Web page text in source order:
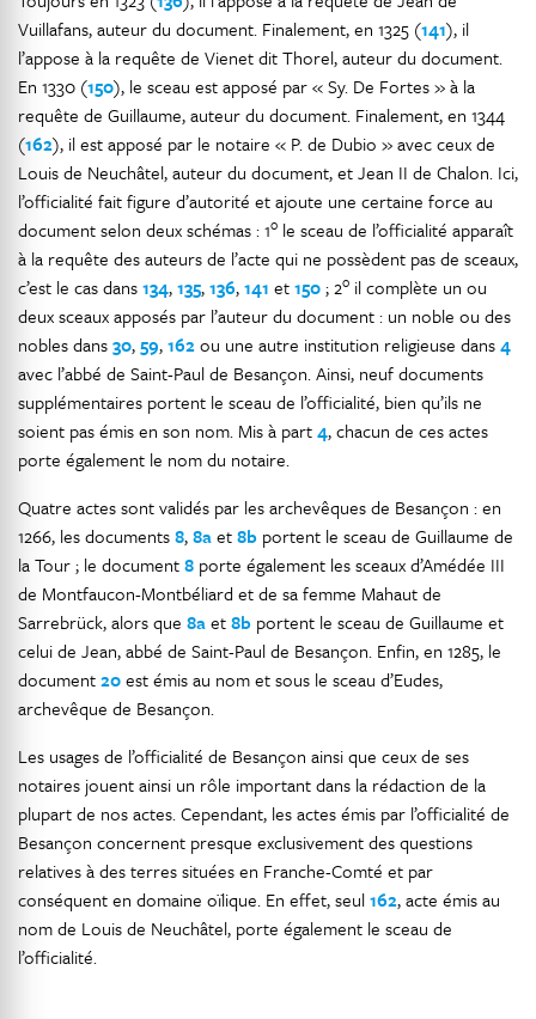
Vuillafans, auteur du document. Finalement, en 1325 (141), il
l’appose à la requête de Vienet dit Thorel, auteur du document.
En 1330 (150), le sceau est apposé par « Sy. De Fortes » à la
requête de Guillaume, auteur du document. Finalement, en 1344
(162), il est apposé par le notaire « P. de Dubio » avec ceux de
Louis de Neuchâtel, auteur du document, et Jean II de Chalon. Ici,
l’officialité fait figure d’autorité et ajoute une certaine force au
document selon deux schémas : 1o le sceau de l’officialité apparaît
à la requête des auteurs de l’acte qui ne possèdent pas de sceaux,
c’est le cas dans134,135,136,141 et150; 2o il complète un ou
deux sceaux apposés par l’auteur du document : un noble ou des
nobles dans30,59,162ou une autre institution religieuse dans4
avec l’abbé de Saint-Paul de Besançon. Ainsi, neuf documents
supplémentaires portent le sceau de l’officialité, bien qu’ils ne
soient pas émis en son nom. Mis à part4, chacun de ces actes
porte également le nom du notaire.
Quatre actes sont validés par les archevêques de Besançon : en
1266, les documents8,8aet8b portent le sceau de Guillaume de
la Tour ; le document8 porte également les sceaux d’Amédée III
de Montfaucon-Montbéliard et de sa femme Mahaut de
Sarrebrück, alors que 8aet8b portent le sceau de Guillaume et
celui de Jean, abbé de Saint-Paul de Besançon. Enfin, en 1285, le
document20est émis au nom et sous le sceau d’Eudes,
archevêque de Besançon.
Les usages de l’officialité de Besançon ainsi que ceux de ses
notaires jouent ainsi un rôle important dans la rédaction de la
plupart de nos actes. Cependant, les actes émis par l’officialité de
Besançon concernent presque exclusivement des questions
relatives à des terres situées en Franche-Comté et par
conséquent en domaine oïlique. En effet, seul162, acte émis au
nom de Louis de Neuchâtel, porte également le sceau de
l’officialité.